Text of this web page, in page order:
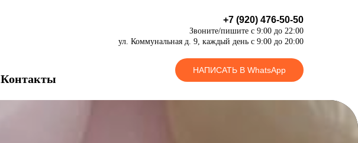
+7 (920) 476-50-50
Звоните/пишите с 9:00 до 22:00
ул. Коммунальная д. 9, каждый день с 9:00 до 20:00
НАПИСАТЬ В WhatsApp
Контакты